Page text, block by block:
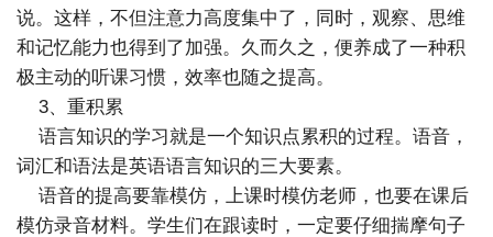
说。这样，不但注意力高度集中了，同时，观察、思维
和记忆能力也得到了加强。久而久之，便养成了一种积
极主动的听课习惯，效率也随之提高。
3、重积累
语言知识的学习就是一个知识点累积的过程。语音，
词汇和语法是英语语言知识的三大要素。
语音的提高要靠模仿，上课时模仿老师，也要在课后
模仿录音材料。学生们在跟读时，一定要仔细揣摩句子